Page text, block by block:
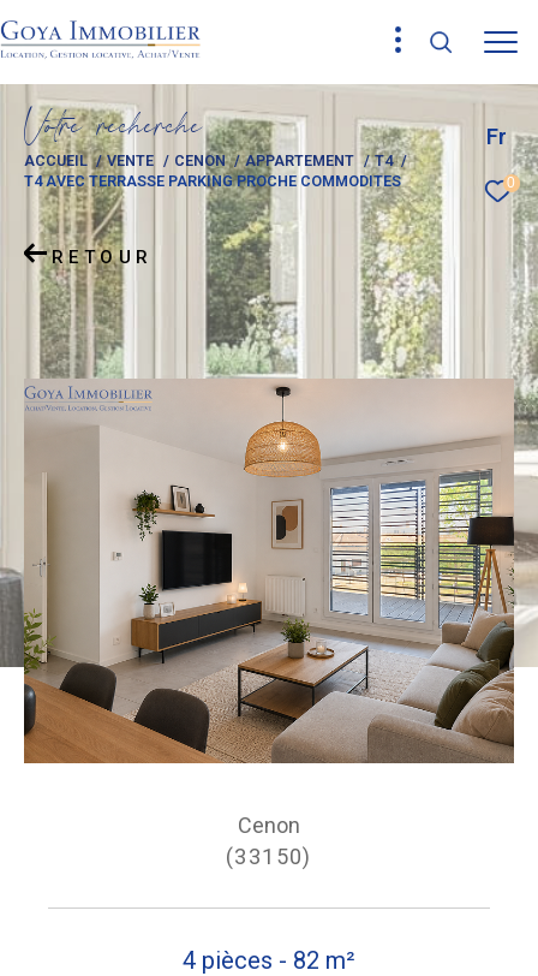
Fr
0
Votre recherche
ACCUEIL VENTE CENON APPARTEMENT
T4
T4 AVEC TERRASSE PARKING PROCHE COMMODITES
RETOUR
Cenon
(33150)
4 pièces - 82 m²